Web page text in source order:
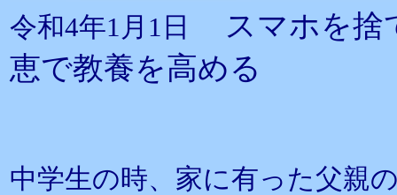
令和4年1月1日
スマホを
恵で教養を高める
中学生の時、家に有った父親